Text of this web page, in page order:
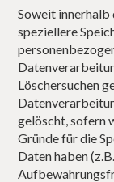
Soweit
speziellere
Löschersuchen
gelöscht, sofern
Gründe für die
Daten haben